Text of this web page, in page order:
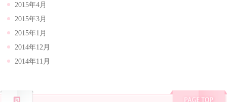
2015年4月
2015年3月
2015年1月
2014年12月
2014年11月